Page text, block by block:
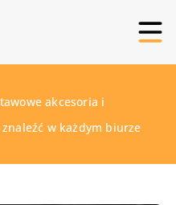
akcesoria i
w każdym biurze